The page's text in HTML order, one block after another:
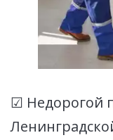
☑ Недорогой